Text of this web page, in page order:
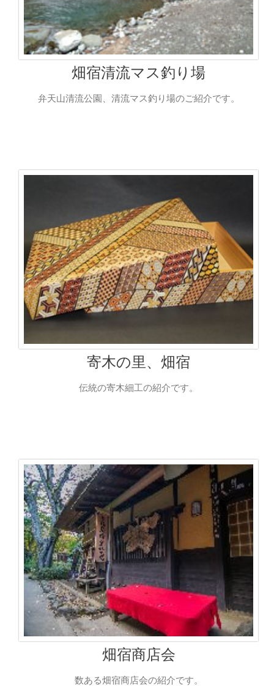
畑宿清流マス釣り場
弁天山清流公園、清流マス釣り場のご紹介です。
寄木の里、畑宿
伝統の寄木細工の紹介です。
畑宿商店会
数ある畑宿商店会の紹介です。